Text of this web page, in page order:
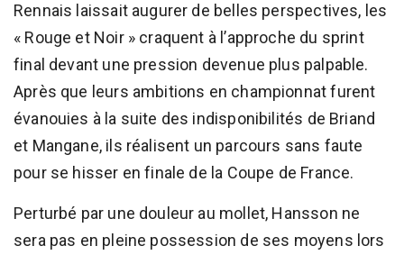
Rennais laissait augurer de belles perspectives, les
« Rouge et Noir » craquent à l’approche du sprint
final devant une pression devenue plus palpable.
Après que leurs ambitions en championnat furent
évanouies à la suite des indisponibilités de Briand
et Mangane, ils réalisent un parcours sans faute
pour se hisser en finale de la Coupe de France.
Perturbé par une douleur au mollet, Hansson ne
sera pas en pleine possession de ses moyens lors